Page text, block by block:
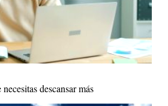
descansar más